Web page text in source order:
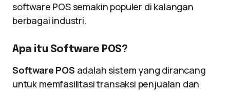
software POS semakin populer di kalangan
berbagai industri.
Apa itu Software POS?
Software POS adalah sistem yang dirancang
untuk memfasilitasi transaksi penjualan dan